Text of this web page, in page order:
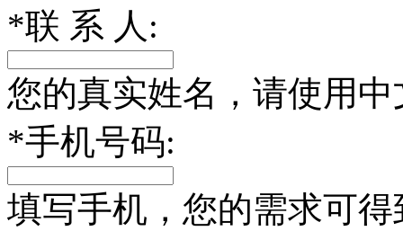
*联 系 人:
您的真实姓名，请使用中
*手机号码:
填写手机，您的需求可